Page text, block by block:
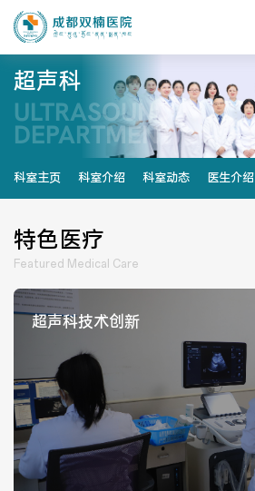
医院简介
设施设备
党建阵地
榜样力量
健康管理体检
超声科
ULTRASOUND
DEPARTMENT​
科室主页 科室介绍 科室动态 医生介绍
特色医疗
Featured Medical Care
超声科技术创新